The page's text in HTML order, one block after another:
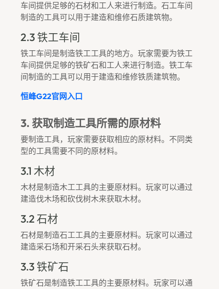
车间提供足够的石材和工人来进行制造。石工车间
制造的工具可以用于建造和维修石质建筑物。
2.3 铁工车间
铁工车间是制造铁工工具的地方。玩家需要为铁工
车间提供足够的铁矿石和工人来进行制造。铁工车
间制造的工具可以用于建造和维修铁质建筑物。
恒峰g22官网入口
3. 获取制造工具所需的原材料
要制造工具，玩家需要获取相应的原材料。不同类
型的工具需要不同的原材料。
3.1 木材
木材是制造木工工具的主要原材料。玩家可以通过
建造伐木场和砍伐树木来获取木材。
3.2 石材
石材是制造石工工具的主要原材料。玩家可以通过
建造采石场和开采石头来获取石材。
3.3 铁矿石
铁矿石是制造铁工工具的主要原材料。玩家可以通